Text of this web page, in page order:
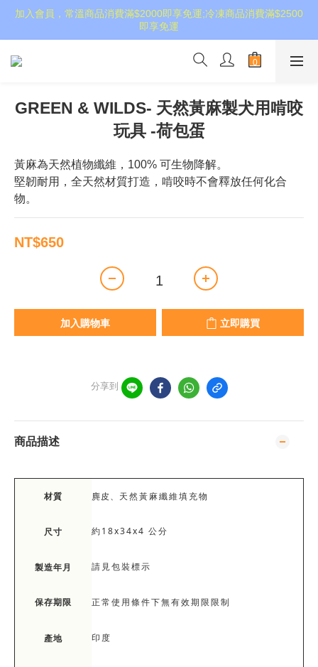
加入會員，常溫商品消費滿$2000即享免運;冷凍商品消費滿$2500
即享免運
GREEN & WILDS- 天然黃麻製犬用啃咬
玩具 -荷包蛋
黃麻為天然植物纖維，100% 可生物降解。
堅韌耐用，全天然材質打造，啃咬時不會釋放任何化合
物。
NT$650
加入購物車 立即購買
分享到
商品描述
材質 ​​麂皮、 天然黃麻纖維填充物
尺寸 約18x34x4 公分
製造年月 請見包裝標示
保存期限 正常使用條件下無有效期限限制
產地 印度